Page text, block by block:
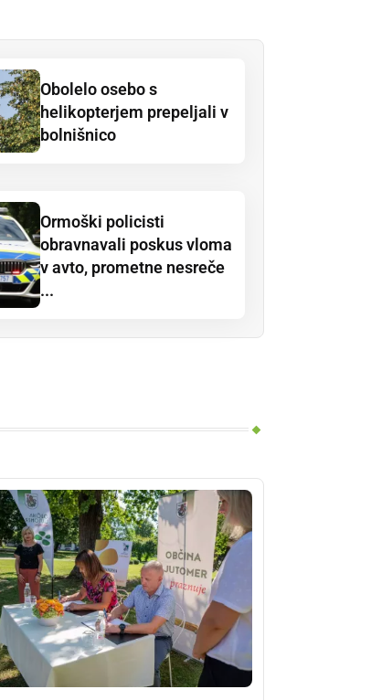
Obolelo osebo s
helikopterjem prepeljali v
bolnišnico
Ormoški policisti
obravnavali poskus vloma
v avto, prometne nesreče
...